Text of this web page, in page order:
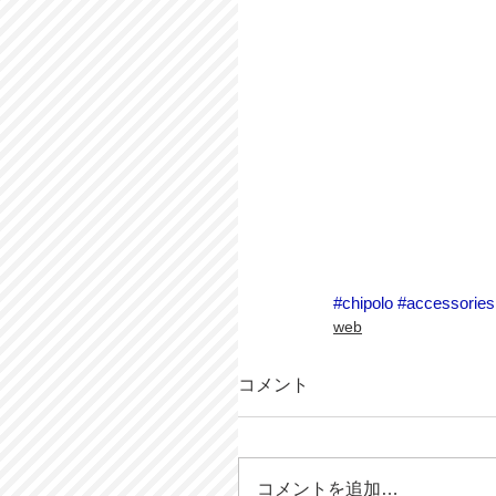
#chipolo #accessories
web
コメント
コメントを追加…